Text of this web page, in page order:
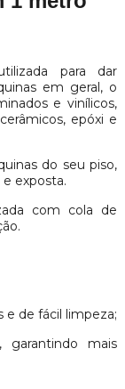
para dar
em geral, o
e vinílicos,
epóxi e
do seu piso,
exposta.
com cola de
e de fácil limpeza;
garantindo mais